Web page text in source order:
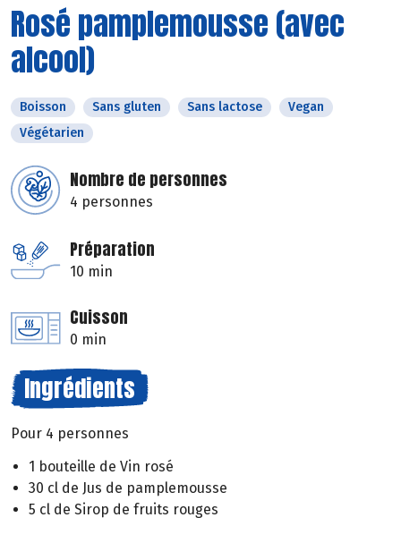
Rosé pamplemousse (avec
alcool)
Boisson Sans gluten Sans lactose
Vegan
Végétarien
Nombre de personnes
4 personnes
Préparation
10 min
Cuisson
0 min
Ingrédients
Pour 4 personnes
1 bouteille de Vin rosé
30 cl de Jus de pamplemousse
5 cl de Sirop de fruits rouges